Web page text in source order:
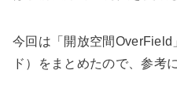
今回は「開放空間OverField
ド）をまとめたので、参考